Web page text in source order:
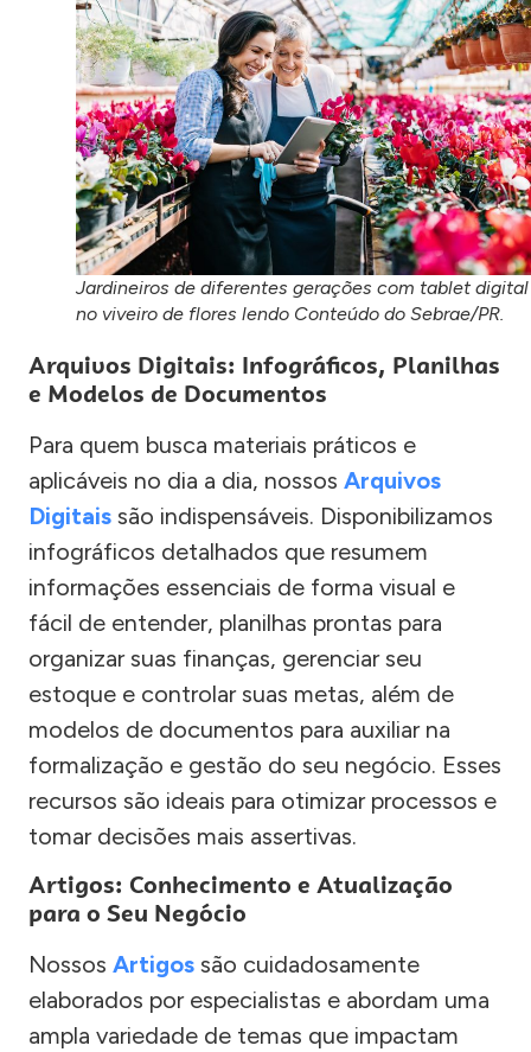
Jardineiros de diferentes gerações com tablet digital
no viveiro de flores lendo Conteúdo do Sebrae/PR.
Arquivos Digitais: Infográficos, Planilhas
e Modelos de Documentos
Para quem busca materiais práticos e
aplicáveis no dia a dia, nossos Arquivos
Digitais são indispensáveis. Disponibilizamos
infográficos detalhados que resumem
informações essenciais de forma visual e
fácil de entender, planilhas prontas para
organizar suas finanças, gerenciar seu
estoque e controlar suas metas, além de
modelos de documentos para auxiliar na
formalização e gestão do seu negócio. Esses
recursos são ideais para otimizar processos e
tomar decisões mais assertivas.
Artigos: Conhecimento e Atualização
para o Seu Negócio
Nossos Artigos são cuidadosamente
elaborados por especialistas e abordam uma
ampla variedade de temas que impactam